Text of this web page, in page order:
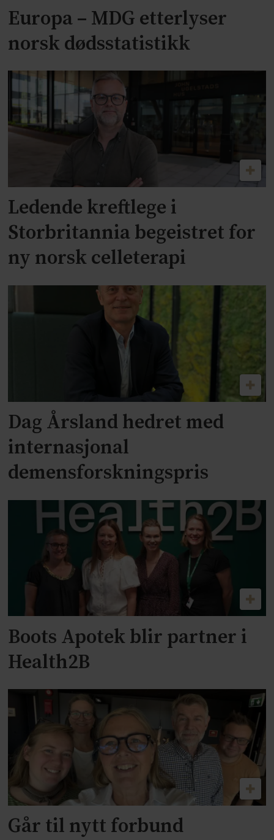
Europa – MDG etterlyser
norsk dødsstatistikk
Ledende kreftlege i
Storbritannia begeistret for
ny norsk celleterapi
Dag Årsland hedret med
internasjonal
demensforskningspris
Boots Apotek blir partner i
Health2B
Går til nytt forbund